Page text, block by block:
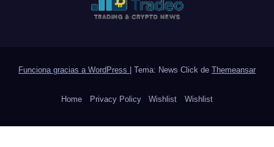
Funciona gracias a WordPress | Tema: News Click de Themeansar
Home Privacy Policy Wishlist Wishlist